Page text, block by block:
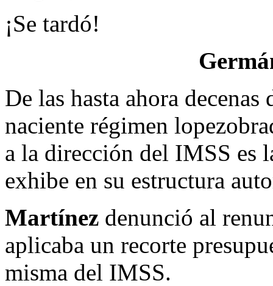
¡Se tardó!
De las hasta ahora
naciente régimen
a la dirección del IMSS es
exhibe en su estructura
Martínez denunció al
aplicaba un recorte
misma del IMSS.